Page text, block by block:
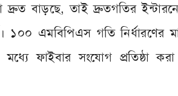
দ্রুত বাড়ছে, তাই দ্রুতগতির
১০০ এমবিপিএস গতি নির্ধারণের
ফাইবার সংযোগ প্রতিষ্ঠা